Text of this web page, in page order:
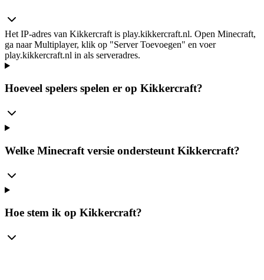
Het IP-adres van Kikkercraft is play.kikkercraft.nl. Open Minecraft,
ga naar Multiplayer, klik op "Server Toevoegen" en voer
play.kikkercraft.nl in als serveradres.
Hoeveel spelers spelen er op Kikkercraft?
Welke Minecraft versie ondersteunt Kikkercraft?
Hoe stem ik op Kikkercraft?